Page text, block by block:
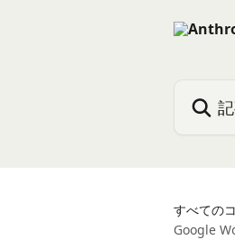
すべての
Google